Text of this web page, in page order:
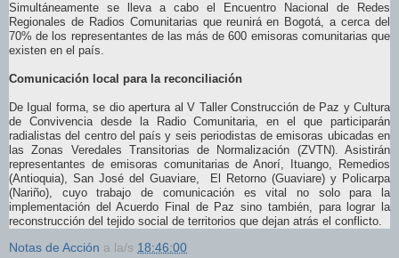
Simultáneamente se lleva a cabo el Encuentro Nacional de Redes
Regionales de Radios Comunitarias que reunirá en Bogotá, a cerca del
70% de los representantes de las más de 600 emisoras comunitarias que
existen en el país.
Comunicación local para la reconciliación
De Igual forma, se dio apertura al V Taller Construcción de Paz y Cultura
de Convivencia desde la Radio Comunitaria, en el que participarán
radialistas del centro del país y seis periodistas de emisoras ubicadas en
las Zonas Veredales Transitorias de Normalización (ZVTN). Asistirán
representantes de emisoras comunitarias de Anorí, Ituango, Remedios
(Antioquia), San José del Guaviare, El Retorno (Guaviare) y Policarpa
(Nariño), cuyo trabajo de comunicación es vital no solo para la
implementación del Acuerdo Final de Paz sino también, para lograr la
reconstrucción del tejido social de territorios que dejan atrás el conflicto.
Notas de Acción a la/s 18:46:00